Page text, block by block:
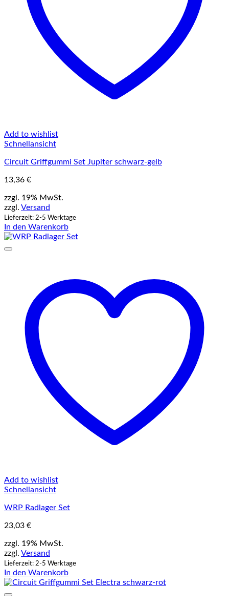
Add to wishlist
Schnellansicht
Circuit Griffgummi Set Jupiter schwarz-gelb
13,36 €
zzgl. 19% MwSt.
zzgl. Versand
Lieferzeit: 2-5 Werktage
In den Warenkorb
Add to wishlist
Schnellansicht
WRP Radlager Set
23,03 €
zzgl. 19% MwSt.
zzgl. Versand
Lieferzeit: 2-5 Werktage
In den Warenkorb